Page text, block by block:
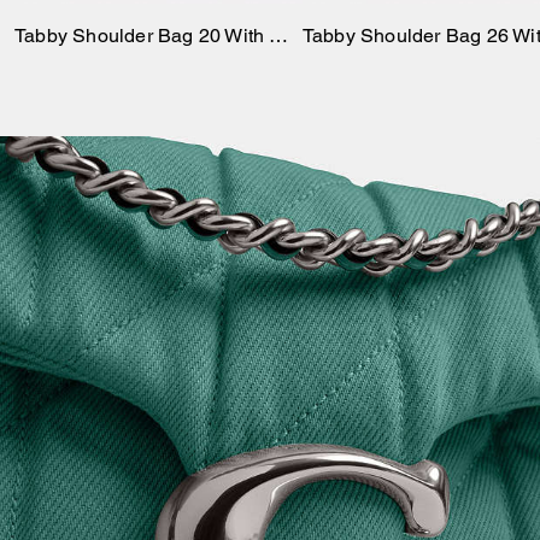
assorbimento di carbonio.
*Esclusiva delle finiture
Tabby Shoulder Bag 20 With Quilting